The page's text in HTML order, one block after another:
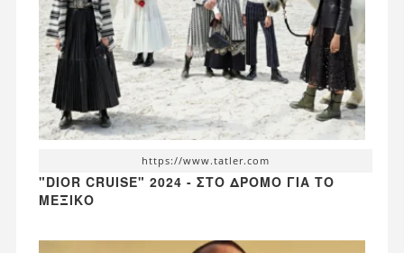
https://www.tatler.com
"DIOR CRUISE" 2024 - ΣΤΟ ΔΡΌΜΟ ΓΙΑ ΤΟ
ΜΕΞΙΚΌ